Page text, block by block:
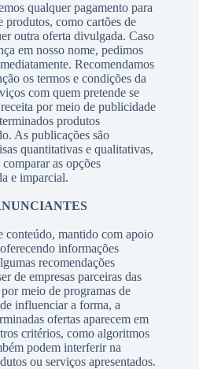
qualquer pagamento para
produtos, como cartões de
outra oferta divulgada. Caso
em nosso nome, pedimos
Recomendamos
os termos e condições da
com quem pretende se
por meio de publicidade
produtos
As publicações são
quantitativas e qualitativas,
as opções
e imparcial.
conteúdo, mantido com apoio
informações
recomendações
de empresas parceiras das
meio de programas de
influenciar a forma, a
ofertas aparecem em
critérios, como algoritmos
podem interferir na
ou serviços apresentados.